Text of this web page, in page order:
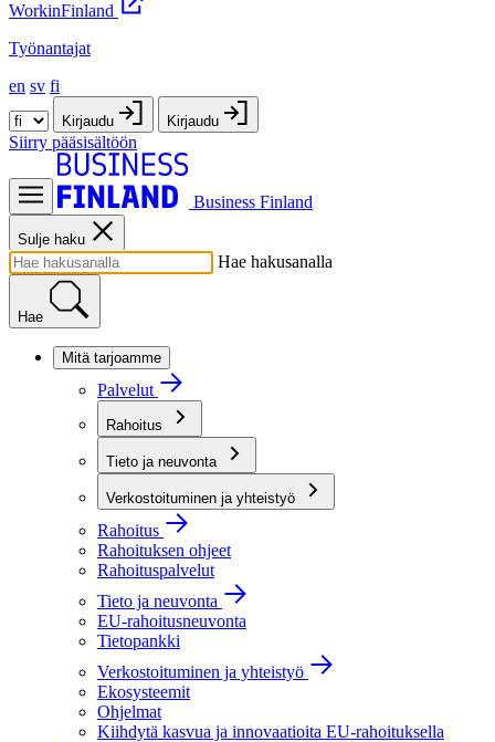
WorkinFinland
Työnantajat
en sv fi
Kirjaudu Kirjaudu
Siirry pääsisältöön
Business Finland
Sulje haku
Hae hakusanalla
Hae
Mitä tarjoamme
Palvelut
Rahoitus
Tieto ja neuvonta
Verkostoituminen ja yhteistyö
Rahoitus
Rahoituksen ohjeet
Rahoituspalvelut
Tieto ja neuvonta
EU-rahoitusneuvonta
Tietopankki
Verkostoituminen ja yhteistyö
Ekosysteemit
Ohjelmat
Kiihdytä kasvua ja innovaatioita EU-rahoituksella